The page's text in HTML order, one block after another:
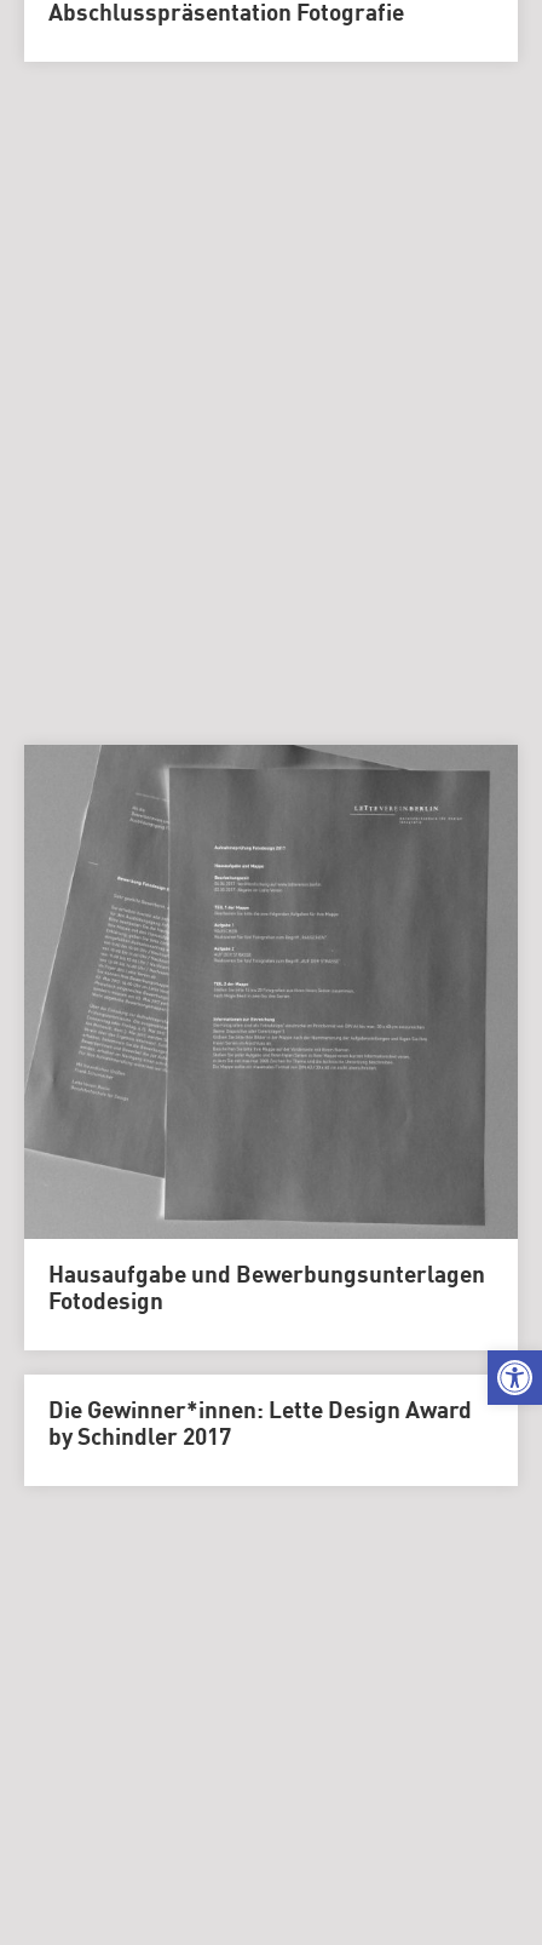
Abschlusspräsentation Fotografie
Hausaufgabe und Bewerbungsunterlagen
Fotodesign
Die Gewinner*innen: Lette Design Award
by Schindler 2017